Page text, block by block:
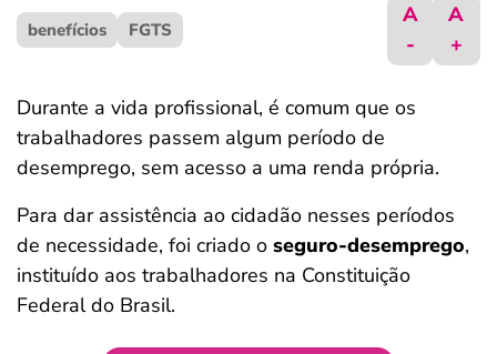
ferramentas
benefícios FGTS
A
-
A
+
Durante a vida profissional, é comum que os
trabalhadores passem algum período de
desemprego, sem acesso a uma renda própria.
Para dar assistência ao cidadão nesses períodos
de necessidade, foi criado o seguro-desemprego,
instituído aos trabalhadores na Constituição
Federal do Brasil.